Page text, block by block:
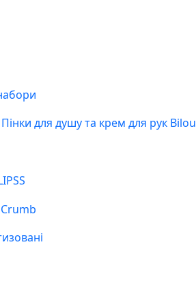
Пінки для душу та крем для рук Bilou